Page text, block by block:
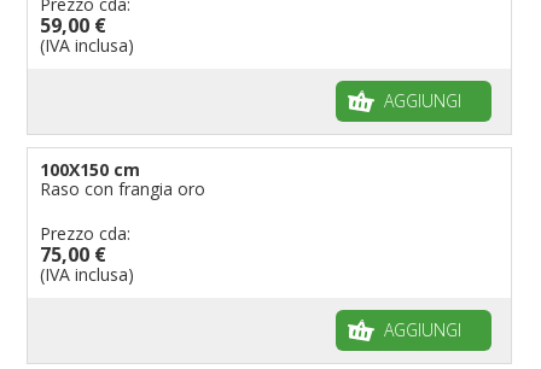
59,00 €
(IVA inclusa)
AGGIUNGI
100X150 cm
Raso con frangia oro
Prezzo cda:
75,00 €
(IVA inclusa)
AGGIUNGI